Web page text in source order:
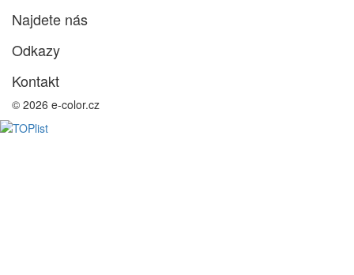
Najdete nás
Odkazy
Kontakt
© 2026 e-color.cz